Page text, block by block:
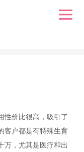
性价比很高，吸引了
客户都是有特殊生育
万，尤其是医疗和出